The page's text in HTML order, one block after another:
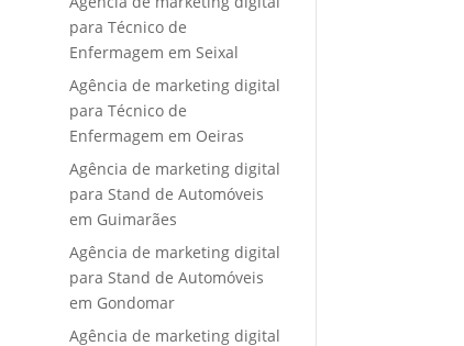
para Técnico de
Enfermagem em Seixal
Agência de marketing digital
para Técnico de
Enfermagem em Oeiras
Agência de marketing digital
para Stand de Automóveis
em Guimarães
Agência de marketing digital
para Stand de Automóveis
em Gondomar
Agência de marketing digital